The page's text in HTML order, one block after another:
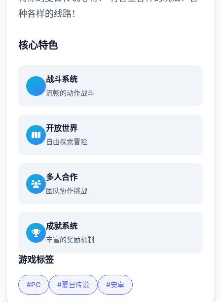
种各样的线路！
核心特色
战斗系统
流畅的动作战斗
开放世界
自由探索冒险
多人合作
团队协作挑战
成就系统
丰富的奖励机制
游戏标签
#PC #夏日传说 #安卓